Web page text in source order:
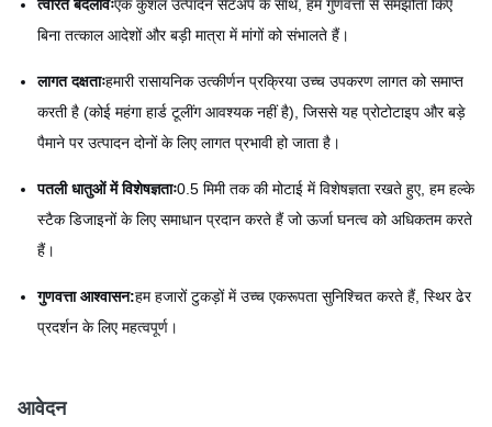
त्वरित बदलावःएक कुशल उत्पादन सेटअप के साथ, हम गुणवत्ता से समझौता किए
बिना तत्काल आदेशों और बड़ी मात्रा में मांगों को संभालते हैं।
लागत दक्षताःहमारी रासायनिक उत्कीर्णन प्रक्रिया उच्च उपकरण लागत को समाप्त
करती है (कोई महंगा हार्ड टूलींग आवश्यक नहीं है), जिससे यह प्रोटोटाइप और बड़े
पैमाने पर उत्पादन दोनों के लिए लागत प्रभावी हो जाता है।
पतली धातुओं में विशेषज्ञताः0.5 मिमी तक की मोटाई में विशेषज्ञता रखते हुए, हम हल्के
स्टैक डिजाइनों के लिए समाधान प्रदान करते हैं जो ऊर्जा घनत्व को अधिकतम करते
हैं।
गुणवत्ता आश्वासन:हम हजारों टुकड़ों में उच्च एकरूपता सुनिश्चित करते हैं, स्थिर ढेर
प्रदर्शन के लिए महत्वपूर्ण।
आवेदन